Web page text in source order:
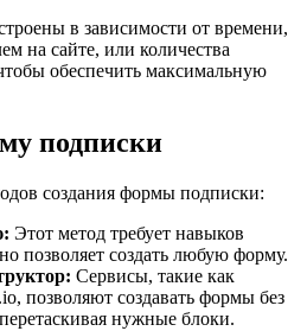
в зависимости от времени,
на сайте, или количества
обеспечить максимальную
подписки
создания формы подписки:
Этот метод требует навыков
позволяет создать любую форму.
Сервисы, такие как
позволяют создавать формы без
нужные блоки.